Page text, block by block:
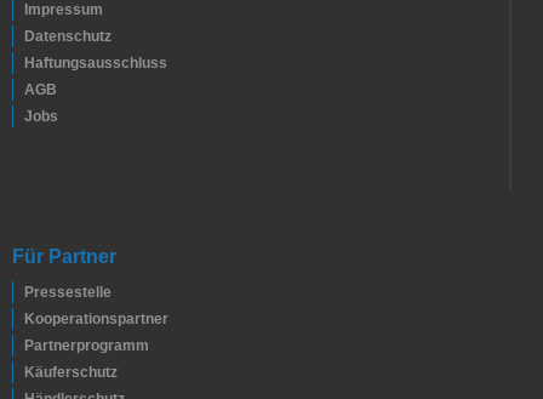
Impressum
Datenschutz
Haftungsausschluss
AGB
Jobs
Für Partner
Pressestelle
Kooperationspartner
Partnerprogramm
Käuferschutz